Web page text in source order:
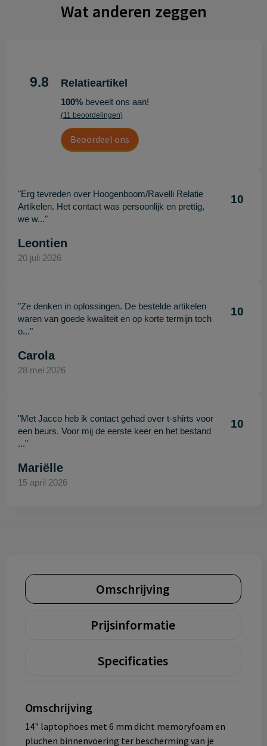
Wat anderen zeggen
9.8 Relatieartikel
100%beveelt ons aan!
(11 beoordelingen)
Beoordeel ons
"Erg tevreden over Hoogenboom/Ravelli Relatie
Artikelen. Het contact was persoonlijk en prettig,
we w..."
10
Leontien
20 juli 2026
"Ze denken in oplossingen. De bestelde artikelen
waren van goede kwaliteit en op korte termijn toch
o..."
10
Carola
28 mei 2026
"Met Jacco heb ik contact gehad over t-shirts voor
een beurs. Voor mij de eerste keer en het bestand
..."
10
Mariëlle
15 april 2026
Omschrijving
Prijsinformatie
Specificaties
Omschrijving
14" laptophoes met 6 mm dicht memoryfoam en
pluchen binnenvoering ter bescherming van je